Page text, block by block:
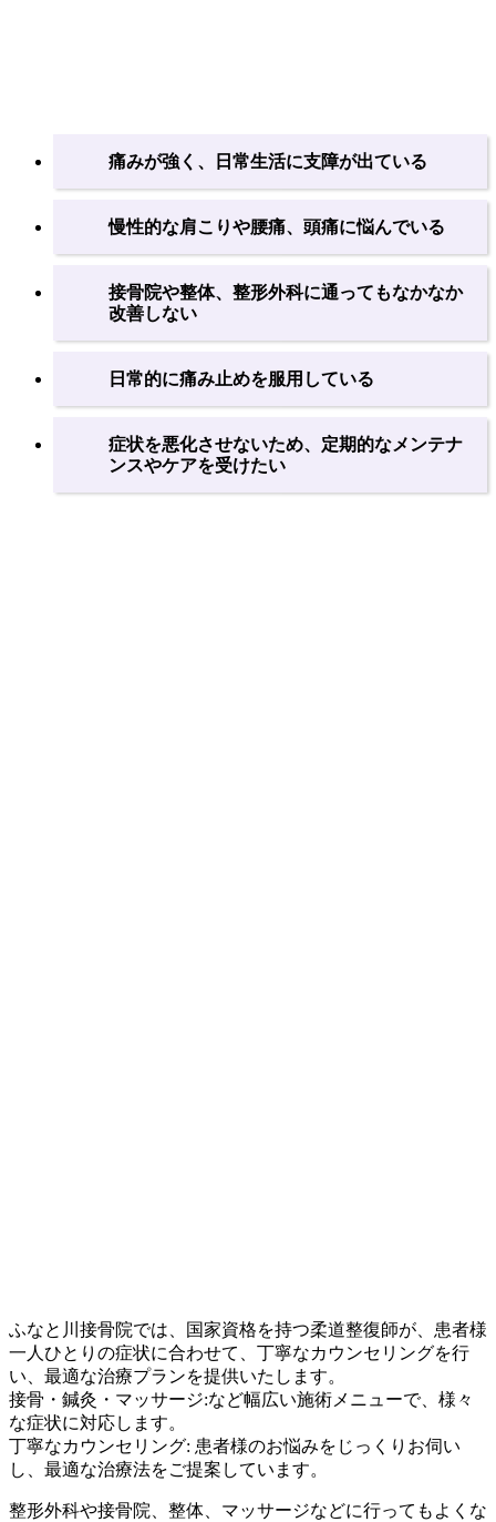
痛みが強く、日常生活に支障が出ている
慢性的な肩こりや腰痛、頭痛に悩んでいる
接骨院や整体、整形外科に通ってもなかなか
改善しない
日常的に痛み止めを服用している
症状を悪化させないため、定期的なメンテナ
ンスやケアを受けたい
ふなと川接骨院では、国家資格を持つ柔道整復師が、患者様
一人ひとりの症状に合わせて、丁寧なカウンセリングを行
い、最適な治療プランを提供いたします。
接骨・鍼灸・マッサージ:など幅広い施術メニューで、様々
な症状に対応します。
丁寧なカウンセリング: 患者様のお悩みをじっくりお伺い
し、最適な治療法をご提案しています。
整形外科や接骨院、整体、マッサージなどに行ってもよくな